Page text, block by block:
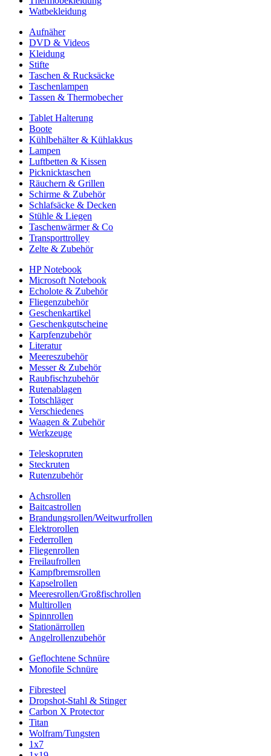
Watbekleidung
Aufnäher
DVD & Videos
Kleidung
Stifte
Taschen & Rucksäcke
Taschenlampen
Tassen & Thermobecher
Tablet Halterung
Boote
Kühlbehälter & Kühlakkus
Lampen
Luftbetten & Kissen
Picknicktaschen
Räuchern & Grillen
Schirme & Zubehör
Schlafsäcke & Decken
Stühle & Liegen
Taschenwärmer & Co
Transporttrolley
Zelte & Zubehör
HP Notebook
Microsoft Notebook
Echolote & Zubehör
Fliegenzubehör
Geschenkartikel
Geschenkgutscheine
Karpfenzubehör
Literatur
Meereszubehör
Messer & Zubehör
Raubfischzubehör
Rutenablagen
Totschläger
Verschiedenes
Waagen & Zubehör
Werkzeuge
Teleskopruten
Steckruten
Rutenzubehör
Achsrollen
Baitcastrollen
Brandungsrollen/Weitwurfrollen
Elektrorollen
Federrollen
Fliegenrollen
Freilaufrollen
Kampfbremsrollen
Kapselrollen
Meeresrollen/Großfischrollen
Multirollen
Spinnrollen
Stationärrollen
Angelrollenzubehör
Geflochtene Schnüre
Monofile Schnüre
Fibresteel
Dropshot-Stahl & Stinger
Carbon X Protector
Titan
Wolfram/Tungsten
1x7